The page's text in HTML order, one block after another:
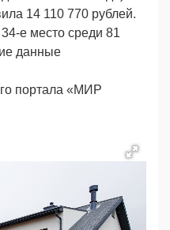
14 110 770 рублей.
е место среди 81
данные
портала «МИР